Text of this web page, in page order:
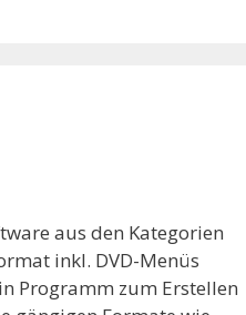
aus den Kategorien
inkl. DVD-Menüs
Programm zum Erstellen